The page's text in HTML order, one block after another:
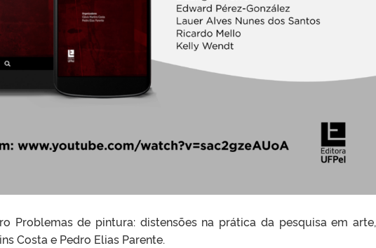
Problemas de pintura: distensões na prática da pesquisa em arte,
Costa e Pedro Elias Parente.